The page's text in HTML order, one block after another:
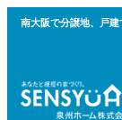
南大阪で分譲地、戸